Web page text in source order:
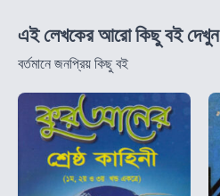
এই লেখকের আরো কিছু বই দেখুন
বর্তমানে জনপ্রিয় কিছু বই